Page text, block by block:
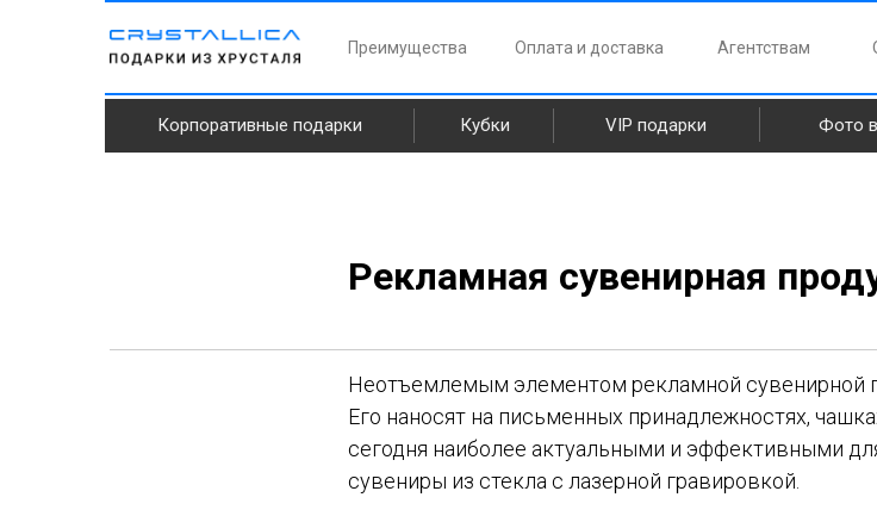
Преимущества Агентствам
Оплата и доставка
Корпоративные подарки Кубки VIP подарки Фото
Рекламная сувенирная
Неотъемлемым элементом рекламной сувенирной
Его наносят на письменных принадлежностях,
сегодня наиболее актуальными и эффективными
сувениры из стекла с лазерной гравировкой.